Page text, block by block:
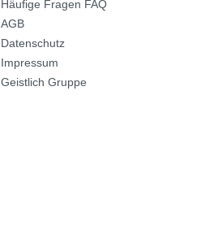
Häufige Fragen FAQ
AGB
Datenschutz
Impressum
Geistlich Gruppe